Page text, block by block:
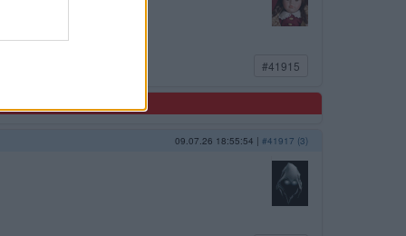
#41915
09.07.26 18:55:54 | #41917 (3)